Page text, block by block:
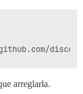
arreglarla.